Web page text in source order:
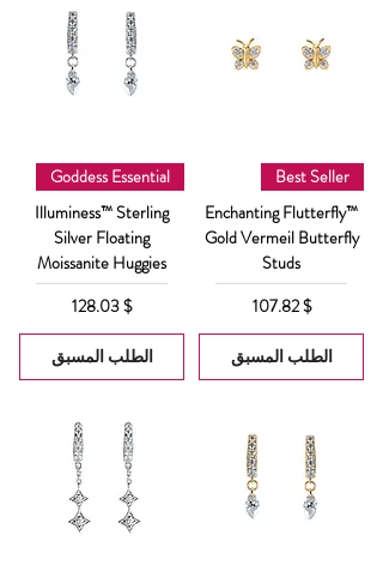
Best Seller
Enchanting Flutterfly™
Gold Vermeil Butterfly
Studs
السعر
$ 107.82
الطلب المسبق
Goddess Essential
Illuminess™ Sterling
Silver Floating
Moissanite Huggies
السعر
$ 128.03
الطلب المسبق